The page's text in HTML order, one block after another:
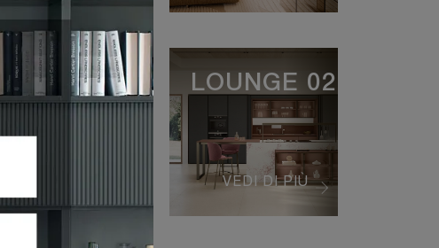
LOUNGE 01
VEDI DI PIÙ
LOUNGE 02